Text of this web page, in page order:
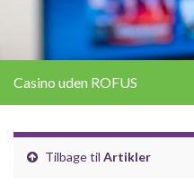
Casino uden ROFUS
Tilbage til Artikler